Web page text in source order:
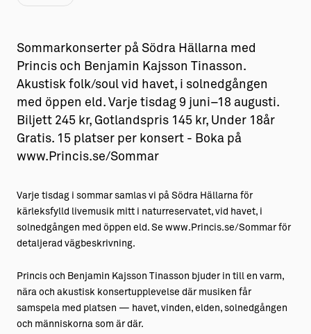
Sommarkonserter på Södra Hällarna med
Princis och Benjamin Kajsson Tinasson.
Akustisk folk/soul vid havet, i solnedgången
med öppen eld. Varje tisdag 9 juni–18 augusti.
Biljett 245 kr, Gotlandspris 145 kr, Under 18år
Gratis. 15 platser per konsert - Boka på
www.Princis.se/Sommar
Varje tisdag i sommar samlas vi på Södra Hällarna för
kärleksfylld livemusik mitt i naturreservatet, vid havet, i
solnedgången med öppen eld. Se www.Princis.se/Sommar för
detaljerad vägbeskrivning.
Princis och Benjamin Kajsson Tinasson bjuder in till en varm,
nära och akustisk konsertupplevelse där musiken får
samspela med platsen — havet, vinden, elden, solnedgången
och människorna som är där.